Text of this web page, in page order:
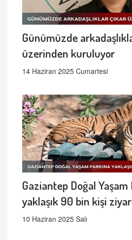
Günümüzde
üzerinden kuruluyor
14 Haziran 2025 Cumartesi
Gaziantep Doğal Yaşam
yaklaşık 90 bin kişi
10 Haziran 2025 Salı